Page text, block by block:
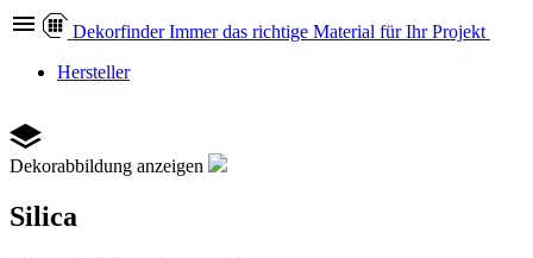
Dekorfinder Immer das richtige Material für Ihr Projekt
Hersteller
Dekorabbildung anzeigen
Silica